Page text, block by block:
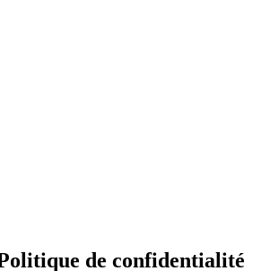
de confidentialité